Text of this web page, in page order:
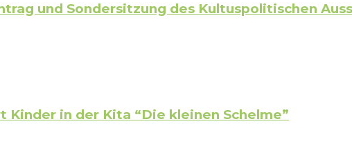
und Sondersitzung des Kultuspolitischen
in der Kita “Die kleinen Schelme”